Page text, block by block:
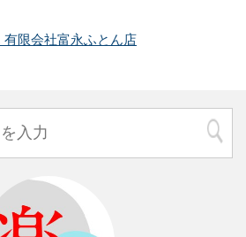
限会社富永ふとん店